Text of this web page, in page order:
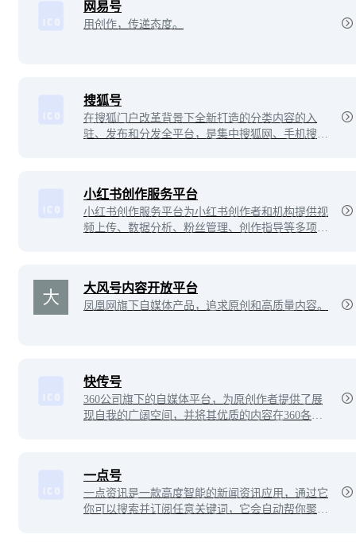
网易号
用创作，传递态度。
搜狐号
在搜狐门户改革背景下全新打造的分类内容的入
驻、发布和分发全平台，是集中搜狐网、手机搜狐
小红书创作服务平台
小红书创作服务平台为小红书创作者和机构提供视
频上传、数据分析、粉丝管理、创作指导等多项运
大风号内容开放平台
凤凰网旗下自媒体产品，追求原创和高质量内容。
快传号
360公司旗下的自媒体平台，为原创作者提供了展
现自我的广阔空间，并将其优质的内容在360各产
一点号
一点资讯是一款高度智能的新闻资讯应用，通过它
你可以搜索并订阅任意关键词，它会自动帮你聚合